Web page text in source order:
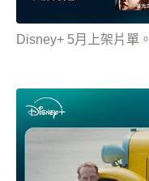
Disney+ 5月上架片單。